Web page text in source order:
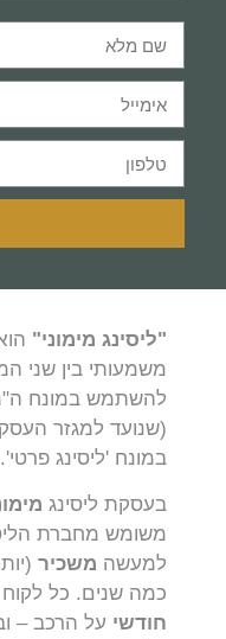
"ליסינג מימוני"
משמעותי בין שני
להשתמש במונח
(שנועד למגזר
במונח 'ליסינג פרטי'.
בעסקת ליסינג
משומש מחברת
למעשה משכיר
כמה שנים. כל לקוח
חודשי על הרכב –